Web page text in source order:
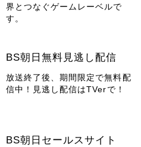
界とつなぐゲームレーベルで
す。
BS朝日無料見逃し配信
放送終了後、期間限定で無料配
信中！見逃し配信はTVerで！
BS朝日セールスサイト